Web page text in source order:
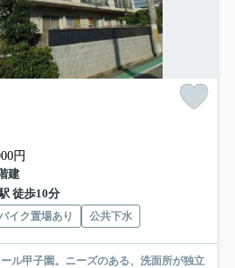
円
建
徒歩10分
イク置場あり 公共下水
ル甲子園。ニーズのある、洗面所が独立